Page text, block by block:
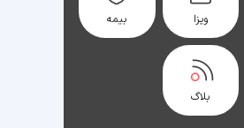
ویزا بیمه
بلاگ